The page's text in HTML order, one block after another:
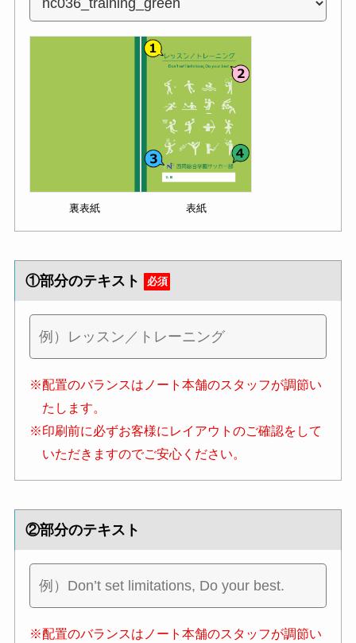
裏表紙 表紙
①部分のテキスト 必須
※配置のバランスはノート本舗のスタッフが調節い
たします。
※印刷前に必ずお客様にレイアウトのご確認をして
いただきますのでご安心ください。
②部分のテキスト
※配置のバランスはノート本舗のスタッフが調節い